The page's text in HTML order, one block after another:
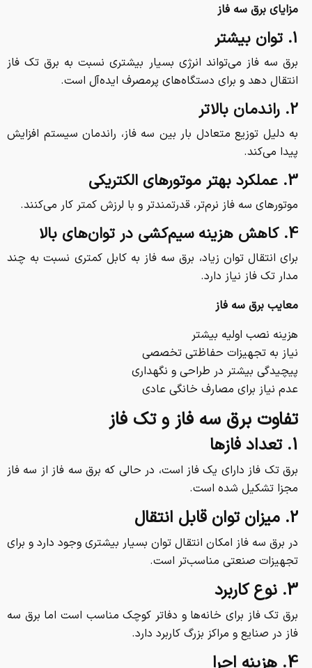
مزایای برق سه فاز
1. توان بیشتر
برق سه فاز می‌تواند انرژی بسیار بیشتری نسبت به برق تک فاز
انتقال دهد و برای دستگاه‌های پرمصرف ایده‌آل است.
2. راندمان بالاتر
به دلیل توزیع متعادل بار بین سه فاز، راندمان سیستم افزایش
پیدا می‌کند.
3. عملکرد بهتر موتورهای الکتریکی
موتورهای سه فاز نرم‌تر، قدرتمندتر و با لرزش کمتر کار می‌کنند.
4. کاهش هزینه سیم‌کشی در توان‌های بالا
برای انتقال توان زیاد، برق سه فاز به کابل کمتری نسبت به چند
مدار تک فاز نیاز دارد.
معایب برق سه فاز
هزینه نصب اولیه بیشتر
نیاز به تجهیزات حفاظتی تخصصی
پیچیدگی بیشتر در طراحی و نگهداری
عدم نیاز برای مصارف خانگی عادی
تفاوت برق سه فاز و تک فاز
1. تعداد فازها
برق تک فاز دارای یک فاز است، در حالی که برق سه فاز از سه فاز
مجزا تشکیل شده است.
2. میزان توان قابل انتقال
در برق سه فاز امکان انتقال توان بسیار بیشتری وجود دارد و برای
تجهیزات صنعتی مناسب‌تر است.
3. نوع کاربرد
برق تک فاز برای خانه‌ها و دفاتر کوچک مناسب است اما برق سه
فاز در صنایع و مراکز بزرگ کاربرد دارد.